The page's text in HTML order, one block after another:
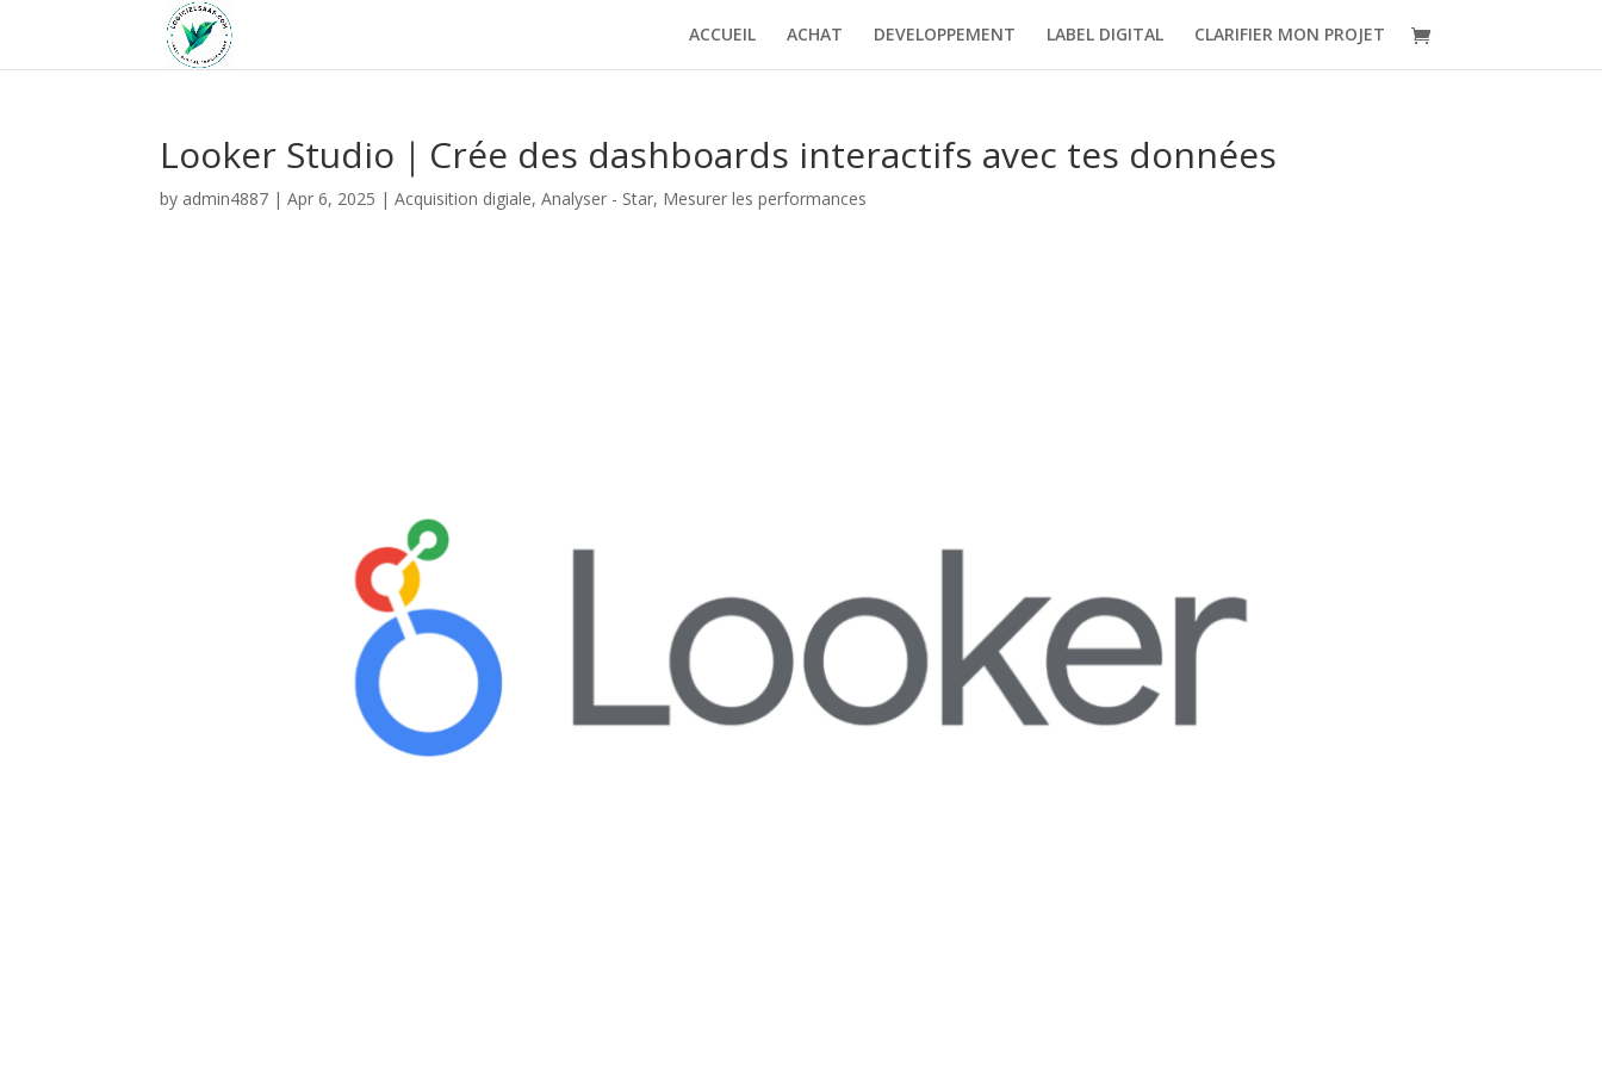
ACCUEIL ACHAT DEVELOPPEMENT LABEL DIGITAL CLARIFIER MON PROJET
Looker Studio｜Crée des dashboards interactifs avec tes données
by admin4887 |Apr 6, 2025 |Acquisition digiale,Analyser - Star, Mesurer les performances